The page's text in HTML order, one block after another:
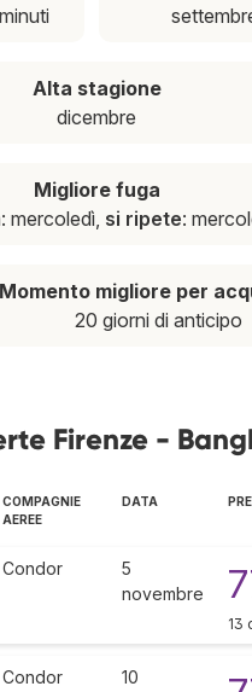
Alta stagione
dicembre
Migliore fuga
: mercoledì, si ripete:
Momento migliore per
20 giorni di anticipo
Firenze -
COMPAGNIE
AEREE
DATA
Condor
5
novembre
13
Condor
10